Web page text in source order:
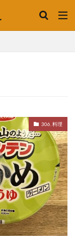
306. 料理